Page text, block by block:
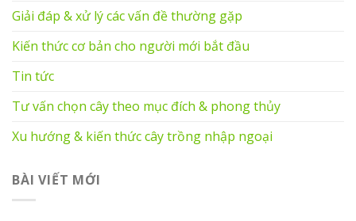
Giải đáp & xử lý các vấn đề thường gặp
Kiến thức cơ bản cho người mới bắt đầu
Tin tức
Tư vấn chọn cây theo mục đích & phong thủy
Xu hướng & kiến thức cây trồng nhập ngoại
BÀI VIẾT MỚI